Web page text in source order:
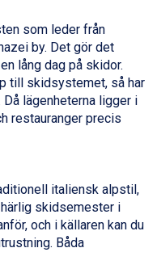
som leder från
by. Det gör det
lång dag på skidor.
till skidsystemet, så har
lägenheterna ligger i
restauranger precis
italiensk alpstil,
skidsemester i
och i källaren kan du
Båda